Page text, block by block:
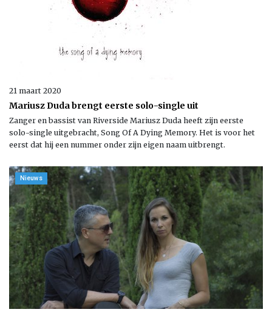
21 maart 2020
Mariusz Duda brengt eerste solo-single uit
Zanger en bassist van Riverside Mariusz Duda heeft zijn eerste
solo-single uitgebracht, Song Of A Dying Memory. Het is voor het
eerst dat hij een nummer onder zijn eigen naam uitbrengt.
Nieuws